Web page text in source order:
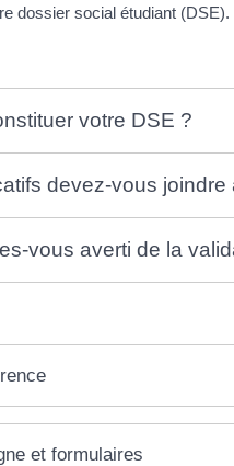
dossier social étudiant
votre DSE ?
devez-vous
vous averti de la
et formulaires